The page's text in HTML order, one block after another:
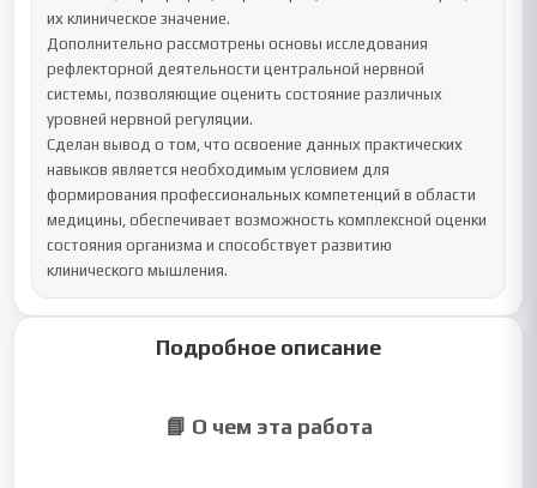
их клиническое значение.
Дополнительно рассмотрены основы исследования
рефлекторной деятельности центральной нервной
системы, позволяющие оценить состояние различных
уровней нервной регуляции.
Сделан вывод о том, что освоение данных практических
навыков является необходимым условием для
формирования профессиональных компетенций в области
медицины, обеспечивает возможность комплексной оценки
состояния организма и способствует развитию
клинического мышления.
Подробное описание
📘 О чем эта работа